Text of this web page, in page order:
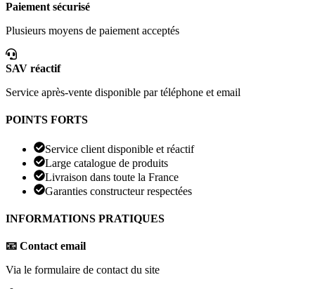
Paiement sécurisé
Plusieurs moyens de paiement acceptés
SAV réactif
Service après-vente disponible par téléphone et email
POINTS FORTS
Service client disponible et réactif
Large catalogue de produits
Livraison dans toute la France
Garanties constructeur respectées
INFORMATIONS PRATIQUES
📧 Contact email
Via le formulaire de contact du site